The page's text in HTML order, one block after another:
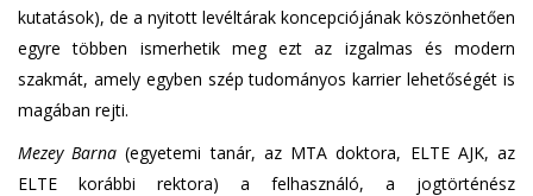
kutatások), de a nyitott levéltárak koncepciójának köszönhetően
egyre többen ismerhetik meg ezt az izgalmas és modern
szakmát, amely egyben szép tudományos karrier lehetőségét is
magában rejti.
Mezey Barna (egyetemi tanár, az MTA doktora, ELTE AJK, az
ELTE korábbi rektora) a felhasználó, a jogtörténész